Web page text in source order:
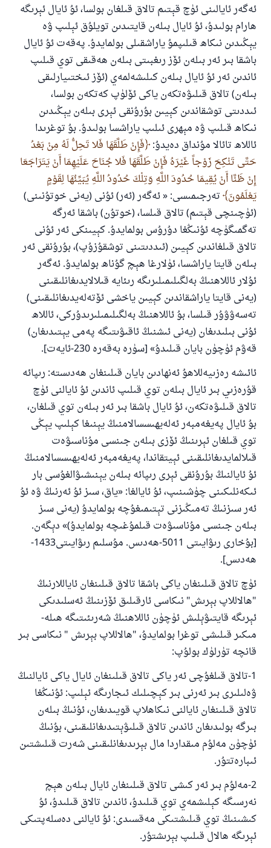
ئەگەر ئايالىنى ئۈچ قېتىم تالاق قىلغان بولسا، ئۇ ئايال ئېرىگە
ھارام بولىدۇ، ئۇ ئايال بىلەن قايتىدىن تويلۇق ئېلىپ ۋە
يېڭىدىن نىكاھ قىلىپمۇ ياراشقىلى بولمايدۇ. پەقەت ئۇ ئايال
باشقا بىر ئەر بىلەن ئۆز رىغبىتى بىلەن ھەقىقى توي قىلىپ
ئاندىن ئەر ئۇ ئايال بىلەن كىلىشەلمەي (ئۆز ئىختىيارلىقى
بىلەن) تالاق قىلىۋەتكەن ياكى ئۆلۈپ كەتكەن بولسا،
ئىددىتى توشقاندىن كېيىن بۇرۇنقى ئېرى بىلەن يېڭىدىن
نىكاھ قىلىپ ۋە مېھرى ئىلىپ ياراشسا بولىدۇ. بۇ توغرىدا
ئاللاھ تائالا مۇنداق دەيدۇ: فَإِنْ طَلَّقَهَا فَلا تَحِلُّ لَهُ مِنْ بَعْدُ
حَتَّى تَنْكِحَ زَوْجاً غَيْرَهُ فَإِنْ طَلَّقَهَا فَلا جُنَاحَ عَلَيْهِمَا أَنْ يَتَرَاجَعَا
إِنْ ظَنَّا أَنْ يُقِيمَا حُدُودَ اللَّهِ وَتِلْكَ حُدُودُ اللَّهِ يُبَيِّنُهَا لِقَوْمٍ
يَعْلَمُونَ تەرجىمىسى: « ئەگەر (ئەر) ئۇنى (يەنى خوتۇنىنى)
(ئۈچىنچى قېتىم) تالاق قىلسا، (خوتۇن) باشقا ئەرگە
تەگمىگۈچە ئۇنىڭغا دۇرۇس بولمايدۇ. كېيىنكى ئەر ئۇنى
تالاق قىلغاندىن كېيىن (ئىددىتىنى توشقۇزۇپ)، بۇرۇنقى ئەر
بىلەن قايتا ياراشسا، ئۈلارغا ھېچ گۇناھ بولمايدۇ. ئەگەر
ئۇلار ئاللاھنىڭ بەلگىلىمىلىرىگە رىئايە قىلالايدىغانلىقىنى
(يەنى قايتا ياراشقاندىن كېيىن ياخشى ئۆتەلەيدىغانلىقىنى)
تەسەۋۋۇر قىلسا، بۇ ئاللاھنىڭ بەلگىلىمىلىرىدۇركى، ئاللاھ
ئۇنى بىلىدىغان (يەنى ئىشنىڭ ئاقىۋىتىگە پەمى يېتىدىغان)
قەۋم ئۈچۈن بايان قىلىدۇ» [سۈرە بەقەرە 230-ئايەت].
ئائىشە رەزىيەللاھۇ ئەنھادىن بايان قىلىنغان ھەدىستە: رىپائە
قۇرەزىي بىر ئايال بىلەن توي قىلىپ ئاندىن ئۇ ئايالنى ئۈچ
تالاق قىلىۋەتكەن، ئۇ ئايال باشقا بىر ئەر بىلەن توي قىلغان،
بۇ ئايال پەيغەمبەر ئەلەيھىسسالامنىڭ يېنىغا كېلىپ يېڭى
توي قىلغان ئېرىنىڭ ئۆزى بىلەن جىنسى مۇناسىۋەت
قىلالمايدىغانلىقىنى ئېيتقاندا، پەيغەمبەر ئەلەيھىسسالامنىڭ
ئۇ ئايالنىڭ بۇرۇنقى ئېرى رىپائە بىلەن يېنىشىۋالغۇسى بار
ئىكەنلىكىنى چۈشىنىپ، ئۇ ئايالغا: «ياق، سىز ئۇ ئەرنىڭ ۋە ئۇ
ئەر سىزنىڭ تەمىڭىزنى تېتىمىغۇچە بولمايدۇ (يەنى سىز
بىلەن جىنسى مۇناسىۋەت قىلمۇغىچە بولمايدۇ)» دېگەن.
[بۇخارى رىۋايىتى 5011-ھەدىس. مۇسلىم رىۋايىتى1433-
ھەدىس].
ئۈچ تالاق قىلىنغان ياكى باشقا تالاق قىلىنغان ئاياللارنىڭ
"ھالاللاپ بېرىش" نىكاسى ئارقىلىق ئۆزىنىڭ ئەسلىدىكى
ئېرىگە قايتىۋېلىش ئۈچۈن ئاللاھنىڭ شەرىئىتىگە ھىلە-
مىكىر قىلىشى توغرا بولمايدۇ، "ھالاللاپ بېرىش " نىكاسى بىر
قانچە تۈرلۈك بولۇپ:
1-تالاق قىلغۇچى ئەر ياكى تالاق قىلىنغان ئايال ياكى ئايالنىڭ
ۋەلىلىرى بىر ئەرنى بىر كېچىلىك ئىجارىگە ئېلىپ: ئۇنىڭغا
تالاق قىلىنغان ئايالنى نىكاھلاپ قويىدىغان، ئۇنىڭ بىلەن
بىرگە بولىدىغان ئاندىن تالاق قىلىۋېتىدىغانلىقىنى، بۇنىڭ
ئۈچۈن مەلۇم مىقداردا مال بېرىدىغانلىقىنى شەرت قىلىشتىن
ئىبارەتتۇر.
2-مەلۇم بىر ئەر كىشى تالاق قىلىنغان ئايال بىلەن ھېچ
نەرسىگە كېلىشمەي توي قىلىدۇ، ئاندىن تالاق قىلىدۇ، ئۇ
كىشىنىڭ توي قىلىشتىكى مەقسىدى: ئۇ ئايالنى دەسلەپتىكى
ئېرىگە ھالال قىلىپ بېرىشتۇر.